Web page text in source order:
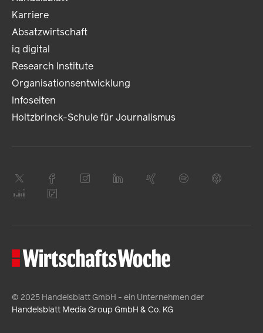
Karriere
Absatzwirtschaft
iq digital
Research Institute
Organisationsentwicklung
Infoseiten
Holtzbrinck-Schule für Journalismus
© 2025 Handelsblatt GmbH - ein Unternehmen der
Handelsblatt Media Group GmbH & Co. KG